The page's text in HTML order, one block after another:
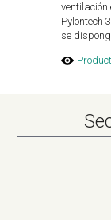
ventilación
Pylontech
se